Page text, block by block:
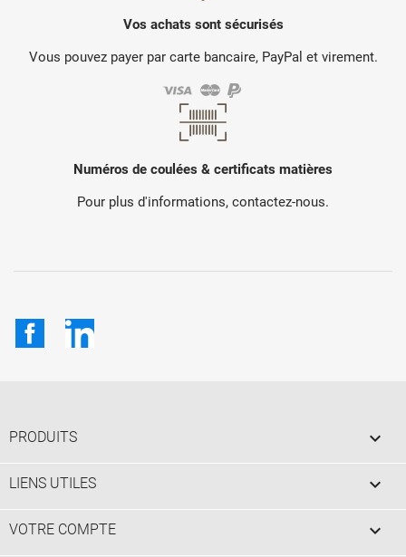
Vos achats sont sécurisés
Vous pouvez payer par carte bancaire, PayPal et virement.
Numéros de coulées & certificats matières
Pour plus d'informations, contactez-nous.
FacebookLinkedIn
PRODUITS 
LIENS UTILES 
VOTRE COMPTE 